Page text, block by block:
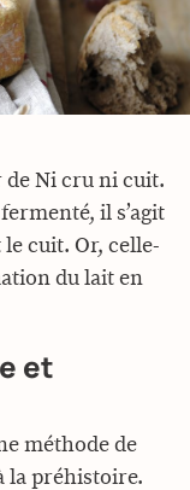
de Ni cru ni cuit.
il s’agit
cuit. Or, celle-
du lait en
et
méthode de
la préhistoire.